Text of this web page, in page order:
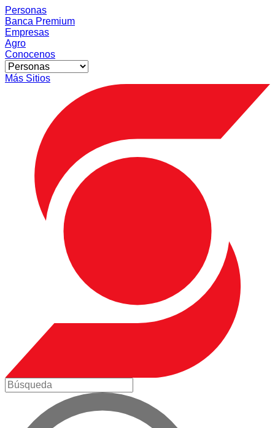
Personas
Banca Premium
Empresas
Agro
Conocenos
Más Sitios